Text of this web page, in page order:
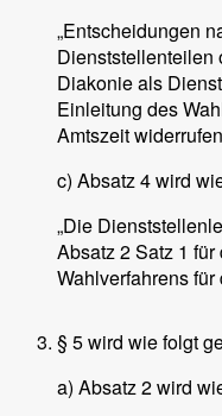
„Entscheidungen
Dienststellenteilen
Diakonie als
Einleitung des
Amtszeit
c) Absatz 4 wird
„Die
Absatz 2 Satz 1
Wahlverfahrens
§ 5 wird wie folgt
a) Absatz 2 wird